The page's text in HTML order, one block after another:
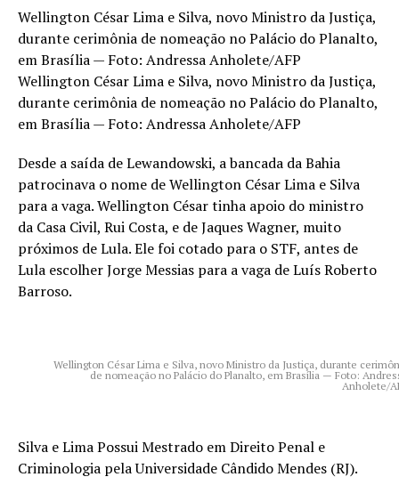
Wellington César Lima e Silva, novo Ministro da Justiça,
durante cerimônia de nomeação no Palácio do Planalto,
em Brasília — Foto: Andressa Anholete/AFP
Wellington César Lima e Silva, novo Ministro da Justiça,
durante cerimônia de nomeação no Palácio do Planalto,
em Brasília — Foto: Andressa Anholete/AFP
Desde a saída de Lewandowski, a bancada da Bahia
patrocinava o nome de Wellington César Lima e Silva
para a vaga. Wellington César tinha apoio do ministro
da Casa Civil, Rui Costa, e de Jaques Wagner, muito
próximos de Lula. Ele foi cotado para o STF, antes de
Lula escolher Jorge Messias para a vaga de Luís Roberto
Barroso.
Wellington César Lima e Silva, novo Ministro da Justiça, durante
de nomeação no Palácio do Planalto, em Brasília — Foto:
Anholete/
Silva e Lima Possui Mestrado em Direito Penal e
Criminologia pela Universidade Cândido Mendes (RJ).